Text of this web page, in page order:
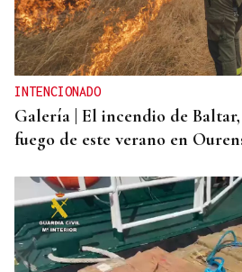
INTENCIONADO
Galería | El incendio de
fuego de este verano en